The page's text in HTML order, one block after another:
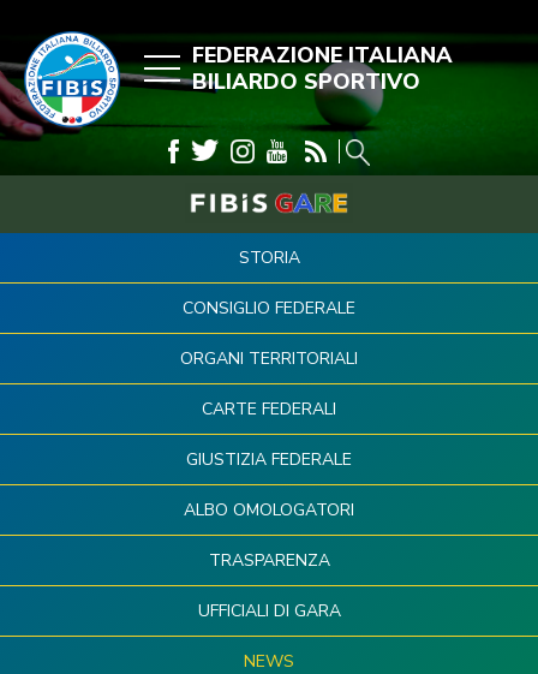
FEDERAZIONE ITALIANA
BILIARDO SPORTIVO
STORIA
CONSIGLIO FEDERALE
ORGANI TERRITORIALI
CARTE FEDERALI
GIUSTIZIA FEDERALE
ALBO OMOLOGATORI
TRASPARENZA
UFFICIALI DI GARA
NEWS